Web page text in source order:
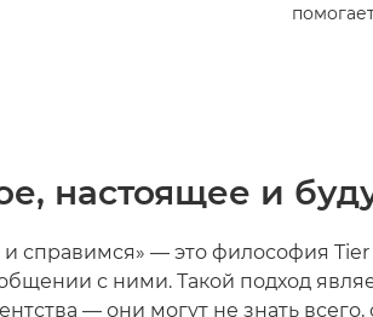
настоящее и
справимся» — это философия Tier
с ними. Такой подход
— они могут не знать